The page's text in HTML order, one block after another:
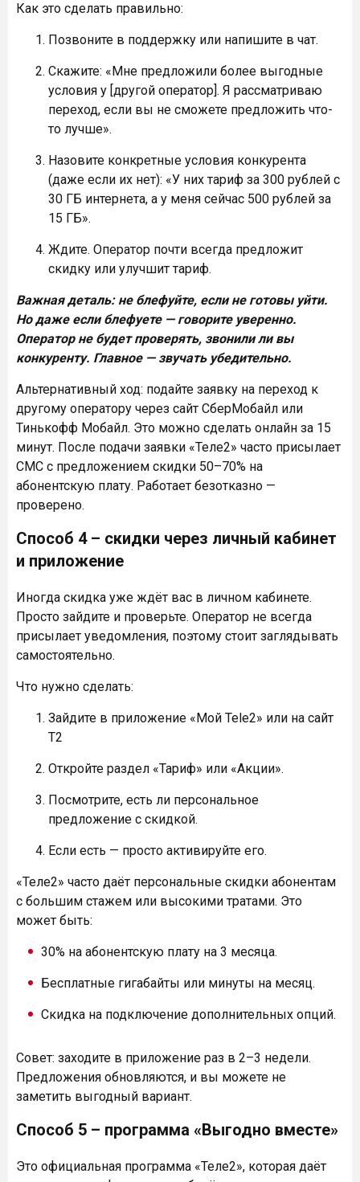
Как это сделать правильно:
Позвоните в поддержку или напишите в чат.
Скажите: «Мне предложили более выгодные
условия у [другой оператор]. Я рассматриваю
переход, если вы не сможете предложить что-
то лучше».
Назовите конкретные условия конкурента
(даже если их нет): «У них тариф за 300 рублей с
30 ГБ интернета, а у меня сейчас 500 рублей за
15 ГБ».
Ждите. Оператор почти всегда предложит
скидку или улучшит тариф.
Важная деталь: не блефуйте, если не готовы уйти.
Но даже если блефуете — говорите уверенно.
Оператор не будет проверять, звонили ли вы
конкуренту. Главное — звучать убедительно.
Альтернативный ход: подайте заявку на переход к
другому оператору через сайт СберМобайл или
Тинькофф Мобайл. Это можно сделать онлайн за 15
минут. После подачи заявки «Теле2» часто присылает
СМС с предложением скидки 50–70% на
абонентскую плату. Работает безотказно —
проверено.
Способ 4 – скидки через личный кабинет
и приложение
Иногда скидка уже ждёт вас в личном кабинете.
Просто зайдите и проверьте. Оператор не всегда
присылает уведомления, поэтому стоит заглядывать
самостоятельно.
Что нужно сделать:
Зайдите в приложение «Мой Tele2» или на сайт
Т2
Откройте раздел «Тариф» или «Акции».
Посмотрите, есть ли персональное
предложение с скидкой.
Если есть — просто активируйте его.
«Теле2» часто даёт персональные скидки абонентам
с большим стажем или высокими тратами. Это
может быть:
30% на абонентскую плату на 3 месяца.
Бесплатные гигабайты или минуты на месяц.
Скидка на подключение дополнительных опций.
Совет: заходите в приложение раз в 2–3 недели.
Предложения обновляются, и вы можете не
заметить выгодный вариант.
Способ 5 – программа «Выгодно вместе»
Это официальная программа «Теле2», которая даёт